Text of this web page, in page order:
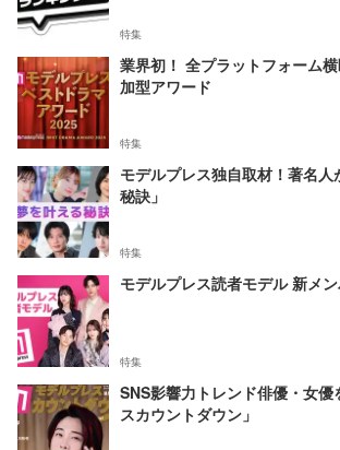
特集
業界初！ 全プラットフォーム
加型アワード
特集
モデルプレス独自取材！著名人
秘訣」
特集
モデルプレス読者モデル 新メン
特集
SNS影響力トレンド俳優・女優
スカウントダウン」